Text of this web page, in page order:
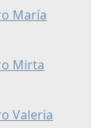
María
Mirta
Valeria